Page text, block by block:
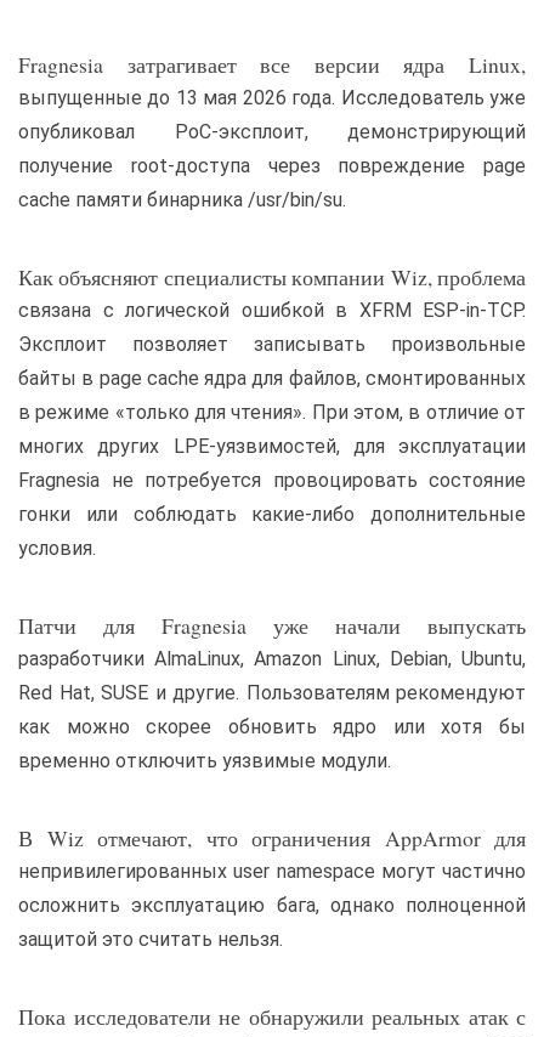
Fragnesia затрагивает все версии ядра Linux,
выпущенные до 13 мая 2026 года. Исследователь уже
опубликовал PoC-эксплоит, демонстрирующий
получение root-доступа через повреждение page
cache памяти бинарника /usr/bin/su.
Как объясняют специалисты компании Wiz, проблема
связана с логической ошибкой в XFRM ESP-in-TCP.
Эксплоит позволяет записывать произвольные
байты в page cache ядра для файлов, смонтированных
в режиме «только для чтения». При этом, в отличие от
многих других LPE-уязвимостей, для эксплуатации
Fragnesia не потребуется провоцировать состояние
гонки или соблюдать какие-либо дополнительные
условия.
Патчи для Fragnesia уже начали выпускать
разработчики AlmaLinux, Amazon Linux, Debian, Ubuntu,
Red Hat, SUSE и другие. Пользователям рекомендуют
как можно скорее обновить ядро или хотя бы
временно отключить уязвимые модули.
В Wiz отмечают, что ограничения AppArmor для
непривилегированных user namespace могут частично
осложнить эксплуатацию бага, однако полноценной
защитой это считать нельзя.
Пока исследователи не обнаружили реальных атак с